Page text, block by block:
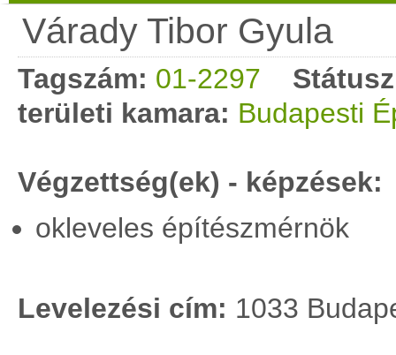
Várady Tibor Gyula
Tagszám: 01-2297
területi kamara: Budapesti
Végzettség(ek) - képzések:
okleveles építészmérnök
Levelezési cím: 1033